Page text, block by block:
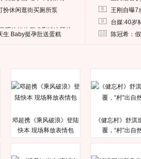
扮休闲逛街买厕所泵
币给媒体要求删掉这照片
生 Baby挺孕肚送蛋糕
8 王刚自曝7
9 台媒:40岁
10 陈冠希：
邓超携《乘风破浪》登陆
快本 现场释放表情包
《健忘村》舒淇
覆，“村”出自